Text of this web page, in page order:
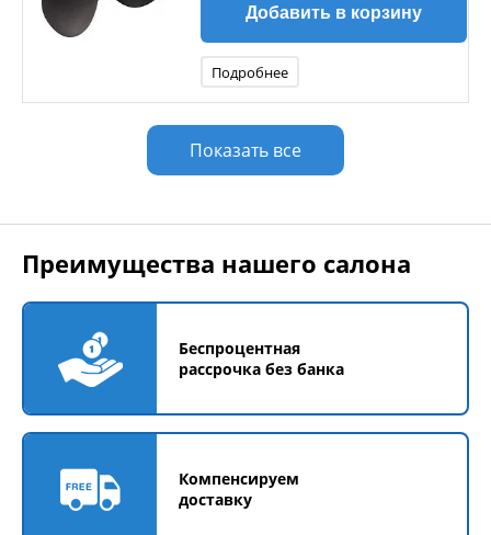
Добавить в корзину
Подробнее
Показать все
Преимущества нашего салона
Беспроцентная
рассрочка без банка
Компенсируем
доставку